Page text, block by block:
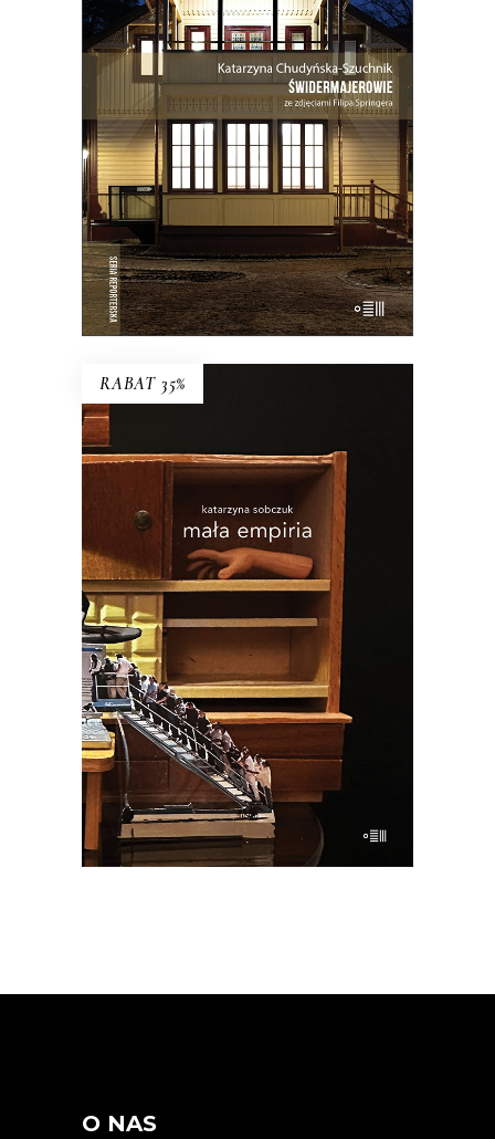
E-BOOK DO KOSZYKA
Domy torty, domy duchy, domy
ogniska, domy uśpione i domy
wskrzeszone, domy skarbonki i domy
bezpańskie…
55.00 zł 35.75zł
KSIĄŻKA DO KOSZYKA
RABAT 35%
E-BOOK DO KOSZYKA
MAŁA EMPIRIA
Esej uczestniczący o wczesnej starości i
zagadce rodzicielstwa.
53.00zł 34.45zł
KSIĄŻKA DO KOSZYKA
O NAS